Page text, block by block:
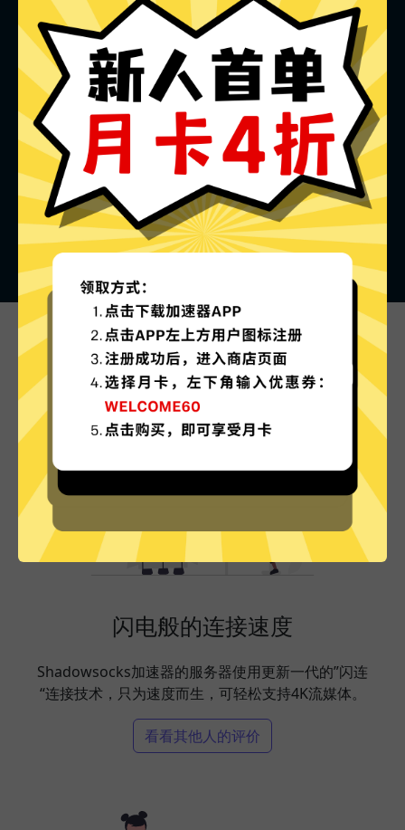
Shadowsocks加速器的特色
闪电般的连接速度
Shadowsocks加速器的服务器使用更新一代的”闪连
“连接技术，只为速度而生，可轻松支持4K流媒体。
看看其他人的评价